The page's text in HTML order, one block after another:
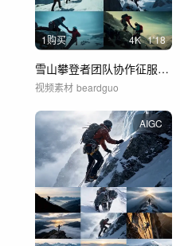
1购买 4K 1'18
雪山攀登者团队协作征服雪山挑战之旅
视频素材 beardguo
AIGC